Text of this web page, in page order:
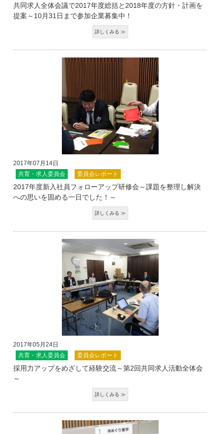
共同求人全体会議で2017年度総括と2018年度の方針・計画を
提案～10月31日まで参加企業募集中！
2017年07月14日
共育・求人委員会
委員会レポート
2017年度新入社員フォローアップ研修会～課題を整理し解決
への思いを固める一日でした！～
2017年05月24日
共育・求人委員会
委員会レポート
採用力アップをめざして経験交流～第2回共同求人活動全体会
～